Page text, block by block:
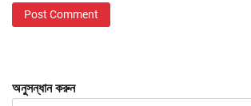
অনুসন্ধান করুন